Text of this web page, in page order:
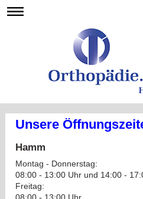
Unsere
Hamm
Montag - Donnerstag:
08:00 - 13:00 Uhr und 14:00 -
Freitag: